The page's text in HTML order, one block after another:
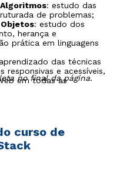
: estudo das
de problemas;
: estudo dos
herança e
prática em linguagens
das técnicas
e acessíveis,
em todas as
e NoSQL
Git, Docker, CI/CD e
AWS e Azure, com foco
de software;
no final da página.
curso de